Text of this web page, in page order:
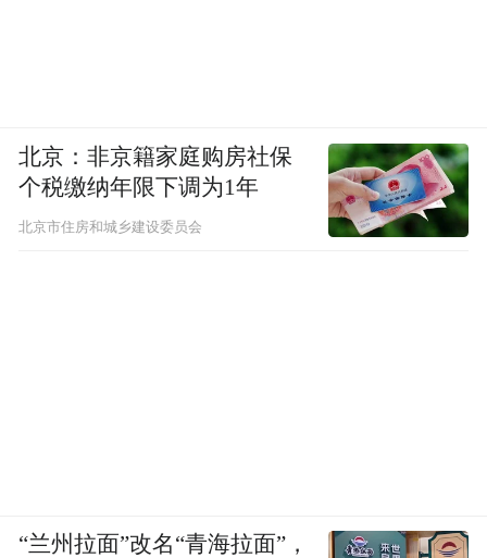
北京：非京籍家庭购房社保
个税缴纳年限下调为1年
北京市住房和城乡建设委员会
“兰州拉面”改名“青海拉面”，